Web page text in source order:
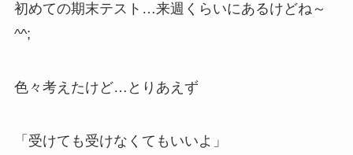
初めての期末テスト…来週くらいにあるけどね～
^^;
色々考えたけど…とりあえず
「受けても受けなくてもいいよ」